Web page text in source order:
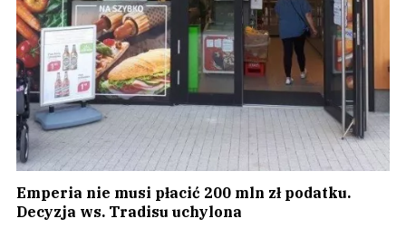
Emperia nie musi płacić 200 mln zł podatku.
Decyzja ws. Tradisu uchylona